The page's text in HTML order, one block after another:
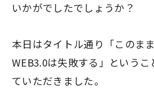
いかがでしたでしょうか？
本日はタイトル通り「このま
WEB3.0は失敗する」という
ていただきました。